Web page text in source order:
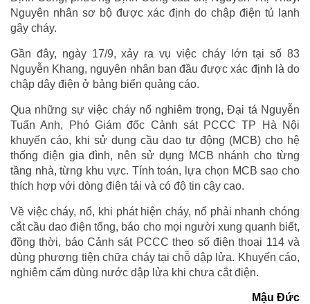
Nguyên nhân sơ bộ được xác định do chập điện tủ lạnh
gây cháy.
Gần đây, ngày 17/9, xảy ra vụ việc cháy lớn tại số 83
Nguyễn Khang, nguyên nhân ban đầu được xác định là do
chập dây điện ở bảng biển quảng cáo.
Qua những sự việc cháy nổ nghiêm trọng, Đại tá Nguyễn
Tuấn Anh, Phó Giám đốc Cảnh sát PCCC TP Hà Nội
khuyến cáo, khi sử dụng cầu dao tự động (MCB) cho hệ
thống điện gia đình, nên sử dụng MCB nhánh cho từng
tầng nhà, từng khu vực. Tính toán, lựa chọn MCB sao cho
thích hợp với dòng điện tải và có độ tin cậy cao.
Về việc cháy, nổ, khi phát hiện cháy, nổ phải nhanh chóng
cắt cầu dao điện tổng, báo cho mọi người xung quanh biết,
đồng thời, báo Cảnh sát PCCC theo số điện thoại 114 và
dùng phương tiện chữa cháy tại chỗ dập lửa. Khuyến cáo,
nghiêm cấm dùng nước dập lửa khi chưa cắt điện.
Mậu Đức